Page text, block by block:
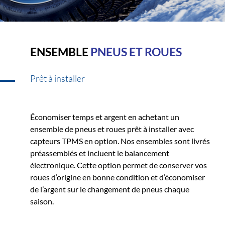
ENSEMBLEPNEUS ET ROUES
Prêt à installer
Économiser temps et argent en achetant un
ensemble de pneus et roues prêt à installer avec
capteurs TPMS en option. Nos ensembles sont livrés
préassemblés et incluent le balancement
électronique. Cette option permet de conserver vos
roues d’origine en bonne condition et d’économiser
de l’argent sur le changement de pneus chaque
saison.